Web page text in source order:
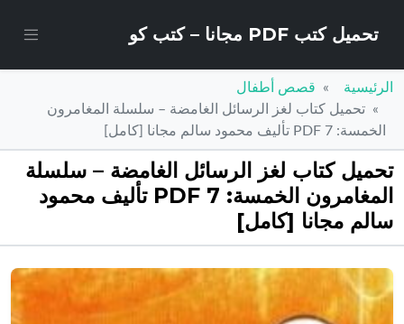
تحميل كتب PDF مجانا – كتب كو
الرئيسية
قصص أطفال
تحميل كتاب لغز الرسائل الغامضة – سلسلة المغامرون
الخمسة: 7 PDF تأليف محمود سالم مجانا [كامل]
تحميل كتاب لغز الرسائل الغامضة – سلسلة
المغامرون الخمسة: 7 PDF تأليف محمود
سالم مجانا [كامل]